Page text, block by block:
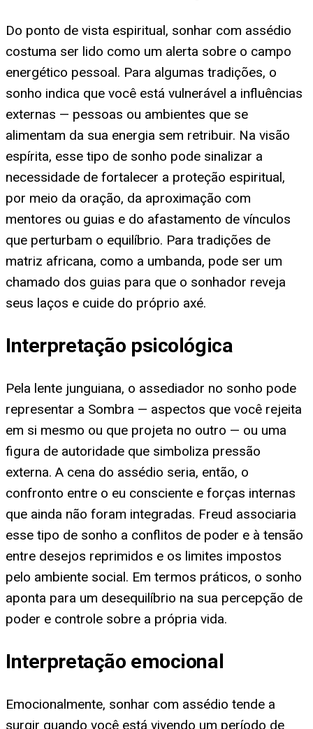
Do ponto de vista espiritual, sonhar com assédio
costuma ser lido como um alerta sobre o campo
energético pessoal. Para algumas tradições, o
sonho indica que você está vulnerável a influências
externas — pessoas ou ambientes que se
alimentam da sua energia sem retribuir. Na visão
espírita, esse tipo de sonho pode sinalizar a
necessidade de fortalecer a proteção espiritual,
por meio da oração, da aproximação com
mentores ou guias e do afastamento de vínculos
que perturbam o equilíbrio. Para tradições de
matriz africana, como a umbanda, pode ser um
chamado dos guias para que o sonhador reveja
seus laços e cuide do próprio axé.
Interpretação psicológica
Pela lente junguiana, o assediador no sonho pode
representar a Sombra — aspectos que você rejeita
em si mesmo ou que projeta no outro — ou uma
figura de autoridade que simboliza pressão
externa. A cena do assédio seria, então, o
confronto entre o eu consciente e forças internas
que ainda não foram integradas. Freud associaria
esse tipo de sonho a conflitos de poder e à tensão
entre desejos reprimidos e os limites impostos
pelo ambiente social. Em termos práticos, o sonho
aponta para um desequilíbrio na sua percepção de
poder e controle sobre a própria vida.
Interpretação emocional
Emocionalmente, sonhar com assédio tende a
surgir quando você está vivendo um período de